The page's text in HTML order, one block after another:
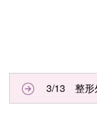
3/13 整形